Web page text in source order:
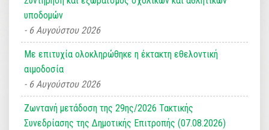
υποδομών
6 Αυγούστου 2026
Με επιτυχία ολοκληρώθηκε η έκτακτη εθελοντική
αιμοδοσία
6 Αυγούστου 2026
Ζωντανή μετάδοση της 29ης/2026 Τακτικής
Συνεδρίασης της Δημοτικής Επιτροπής (07.08.2026)